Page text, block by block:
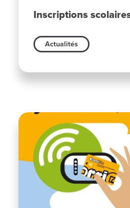
Inscriptions
Actualités